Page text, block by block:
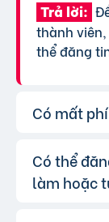
Trả lời:
thành
thể đăng
Có mất
Trả lời:
phí cơ bản
Có thể
làm hoặc